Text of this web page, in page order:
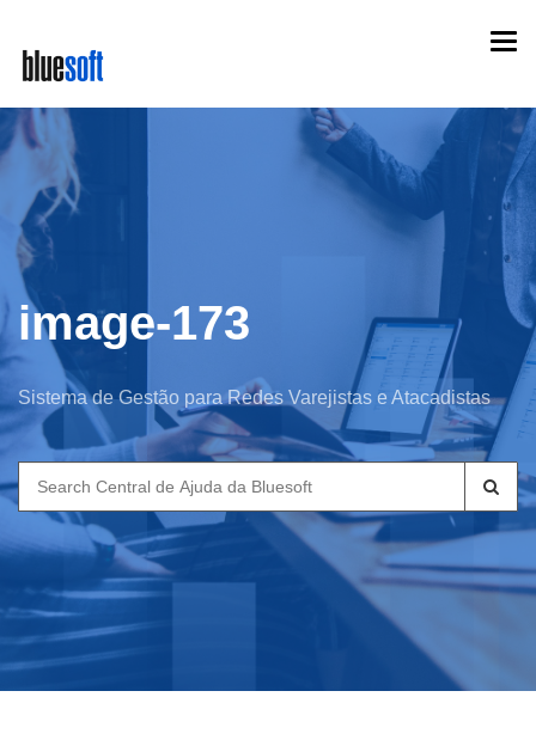
main
content
image-173
Sistema de Gestão para Redes Varejistas e Atacadistas
Search
for: